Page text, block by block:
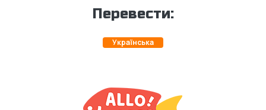
Перевести:
Українська